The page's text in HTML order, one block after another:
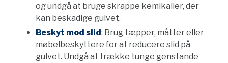
og undgå at bruge skrappe kemikalier, der
kan beskadige gulvet.
Beskyt mod slid: Brug tæpper, måtter eller
møbelbeskyttere for at reducere slid på
gulvet. Undgå at trække tunge genstande